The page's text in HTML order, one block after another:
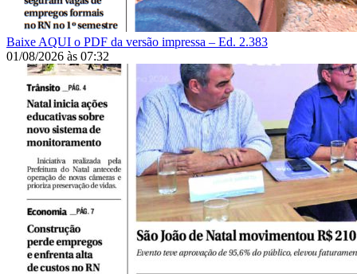
Baixe AQUI o PDF da versão impressa – Ed. 2.383
01/08/2026 às 07:32